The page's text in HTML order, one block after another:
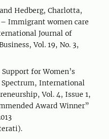
Hedberg, Charlotta,
Immigrant women care
Journal of
Vol. 19, No. 3,
for Women’s
International
Vol. 4, Issue 1,
Award Winner”